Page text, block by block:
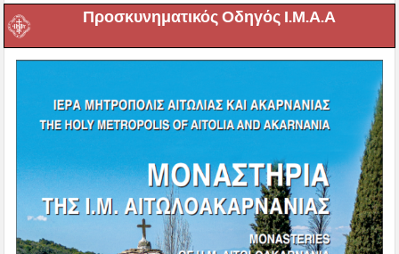
Προσκυνηματικός Οδηγός Ι.Μ.Α.Α